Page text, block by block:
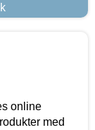
online
med